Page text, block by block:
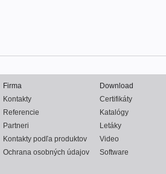
Firma
Kontakty
Referencie
Partneri
Kontakty podľa produktov
Ochrana osobných údajov
Download
Certifikáty
Katalógy
Letáky
Video
Software